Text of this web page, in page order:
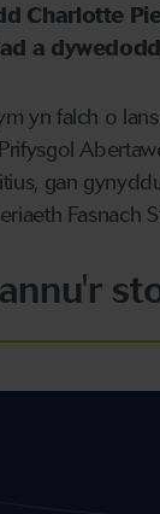
Charlotte
a
yn falch o
gan
Fasnach